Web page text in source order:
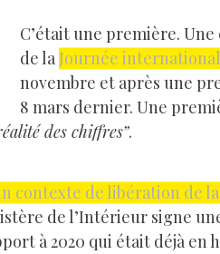
C’était une première.
de laJournée
novembre et après une
8 mars dernier. Une
des chiffres”.
contexte de libération de
de l’Intérieur signe
à 2020 qui était déjà